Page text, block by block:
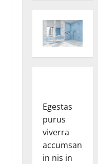
Egestas
purus
viverra
accumsan
in nis in